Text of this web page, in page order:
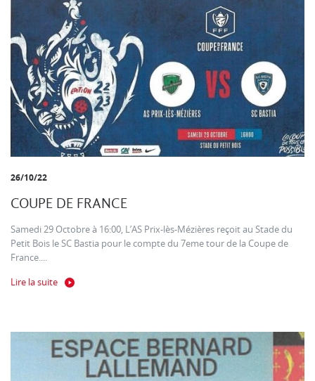
26/10/22
COUPE DE FRANCE
Samedi 29 Octobre à 16:00, L’AS Prix-lès-Mézières reçoit au Stade du
Petit Bois le SC Bastia pour le compte du 7eme tour de la Coupe de
France....
Lire la suite